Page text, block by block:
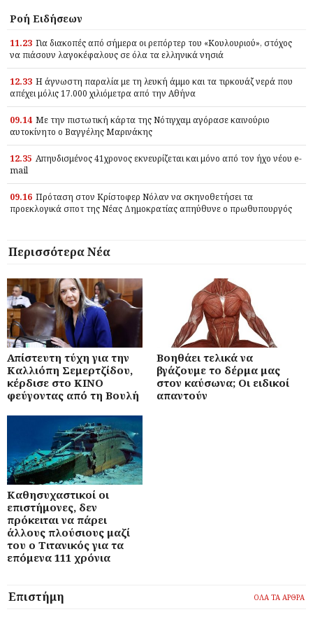
Ροή Ειδήσεων
11.23 Για διακοπές από σήμερα οι ρεπόρτερ του «Κουλουριού», στόχος
να πιάσουν λαγοκέφαλους σε όλα τα ελληνικά νησιά
12.33 Η άγνωστη παραλία με τη λευκή άμμο και τα τιρκουάζ νερά που
απέχει μόλις 17.000 χιλιόμετρα από την Αθήνα
09.14 Με την πιστωτική κάρτα της Νότιγχαμ αγόρασε καινούριο
αυτοκίνητο ο Βαγγέλης Μαρινάκης
12.35 Απηυδισμένος 41χρονος εκνευρίζεται και μόνο από τον ήχο νέου e-
mail
09.16 Πρόταση στον Κρίστοφερ Νόλαν να σκηνοθετήσει τα
προεκλογικά σποτ της Νέας Δημοκρατίας απηύθυνε ο πρωθυπουργός
Περισσότερα Νέα
Απίστευτη τύχη για την
Καλλιόπη Σεμερτζίδου,
κέρδισε στο ΚΙΝΟ
φεύγοντας από τη Βουλή
Βοηθάει τελικά να
βγάζουμε το δέρμα μας
στον καύσωνα; Οι ειδικοί
απαντούν
Καθησυχαστικοί οι
επιστήμονες, δεν
πρόκειται να πάρει
άλλους πλούσιους μαζί
του ο Τιτανικός για τα
επόμενα 111 χρόνια
Επιστήμη ΟΛΑ ΤΑ ΑΡΘΡΑ